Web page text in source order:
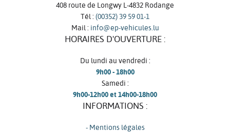
408 route de Longwy L-4832 Rodange
Tél : (00352) 39 59 01-1
Mail : info@ep-vehicules.lu
HORAIRES D'OUVERTURE :
Du lundi au vendredi :
9h00 - 18h00
Samedi :
9h00-12h00 et 14h00-18h00
INFORMATIONS :
- Mentions légales